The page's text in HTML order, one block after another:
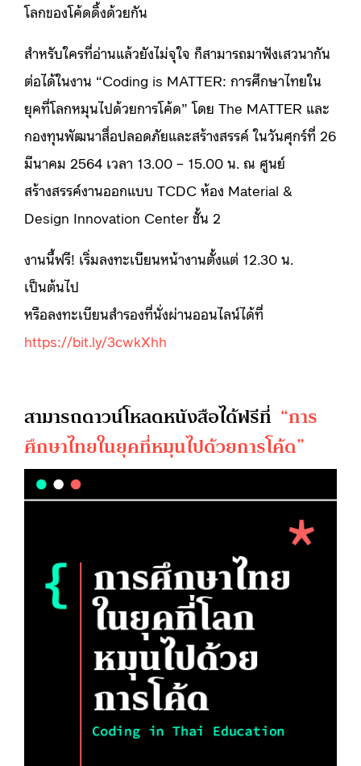
โลกของโค้ดดิ้งด้วยกัน
สำหรับใครที่อ่านแล้วยังไม่จุใจ ก็สามารถมาฟังเสวนากัน
ต่อได้ในงาน “Coding is MATTER: การศึกษาไทยใน
ยุคที่โลกหมุนไปด้วยการโค้ด” โดย The MATTER และ
กองทุนพัฒนาสื่อปลอดภัยและสร้างสรรค์ ในวันศุกร์ที่ 26
มีนาคม 2564 เวลา 13.00 – 15.00 น. ณ ศูนย์
สร้างสรรค์งานออกแบบ TCDC ห้อง Material &
Design Innovation Center ชั้น 2
งานนี้ฟรี! เริ่มลงทะเบียนหน้างานตั้งแต่ 12.30 น.
เป็นต้นไป
หรือลงทะเบียนสำรองที่นั่งผ่านออนไลน์ได้ที่
https://bit.ly/3cwkXhh
สามารถดาวน์โหลดหนังสือได้ฟรีที่ “การ
ศึกษาไทยในยุคที่หมุนไปด้วยการโค้ด”